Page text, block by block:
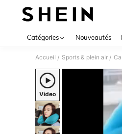
Catégories Nouveautés
Accueil / Sports & plein air /
Video